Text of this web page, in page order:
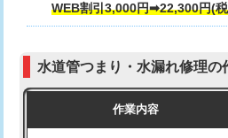
コンクリート斫り（厚さ10㎝まで）
モルタル補修（厚さ10㎝超え）
交換・取付（タンク）
式）)
式・ワンホール）)
WEB割引3,000円➡22,300円(
水道管つまり・水漏れ修理の
作業内容